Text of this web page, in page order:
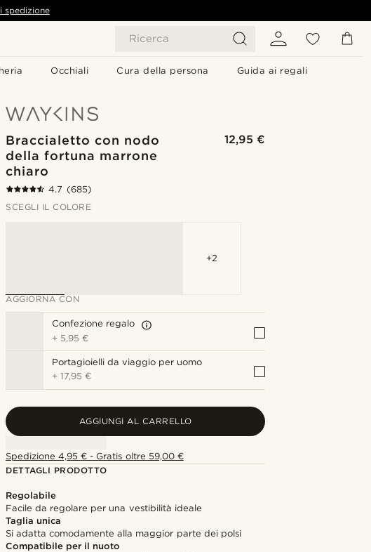
Ricerca
Occhiali Cura della persona Guida ai regali
spedizione
Braccialetto con nodo
della fortuna marrone
chiaro
12,95 €
4.7 (685)
SCEGLI IL COLORE
+2
AGGIORNA CON
Confezione regalo
+ 5,95 €
Portagioielli da viaggio per uomo
+17,95 €
AGGIUNGI AL CARRELLO
Spedizione 4,95 € - Gratis oltre 59,00 €
DETTAGLI PRODOTTO
Regolabile
Facile da regolare per una vestibilità ideale
Taglia unica
Si adatta comodamente alla maggior parte dei polsi
Compatibile per il nuoto